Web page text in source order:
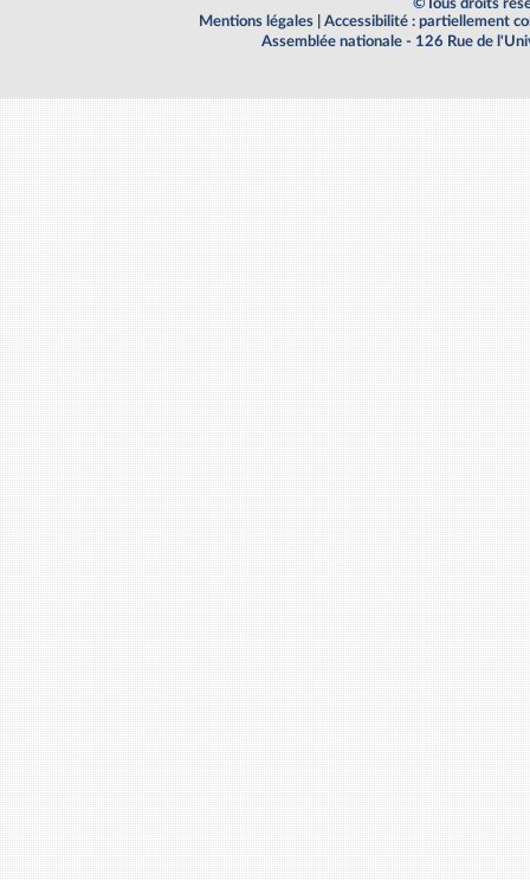
©Tous droits
Mentions légales
Accessibilité : partiellement
Assemblée nationale - 126 Rue de